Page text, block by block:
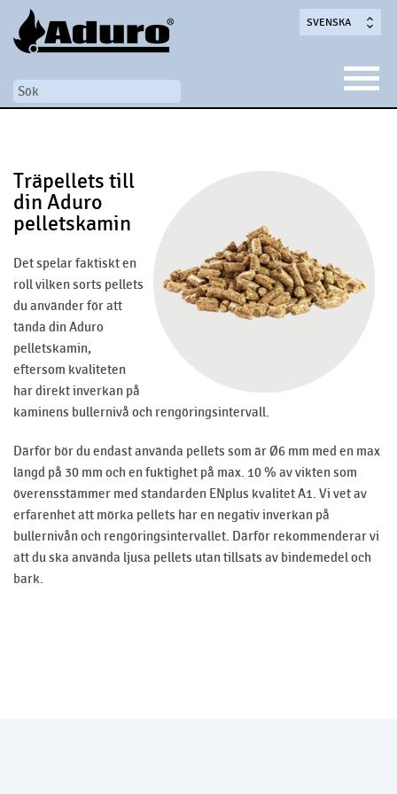
SVENSKA
Träpellets till
din Aduro
pelletskamin
Det spelar faktiskt en
roll vilken sorts pellets
du använder för att
tända din Aduro
pelletskamin,
eftersom kvaliteten
har direkt inverkan på
kaminens bullernivå och rengöringsintervall.
Därför bör du endast använda pellets som är Ø6 mm med en max
längd på 30 mm och en fuktighet på max. 10 % av vikten som
överensstämmer med standarden ENplus kvalitet A1. Vi vet av
erfarenhet att mörka pellets har en negativ inverkan på
bullernivån och rengöringsintervallet. Därför rekommenderar vi
att du ska använda ljusa pellets utan tillsats av bindemedel och
bark.